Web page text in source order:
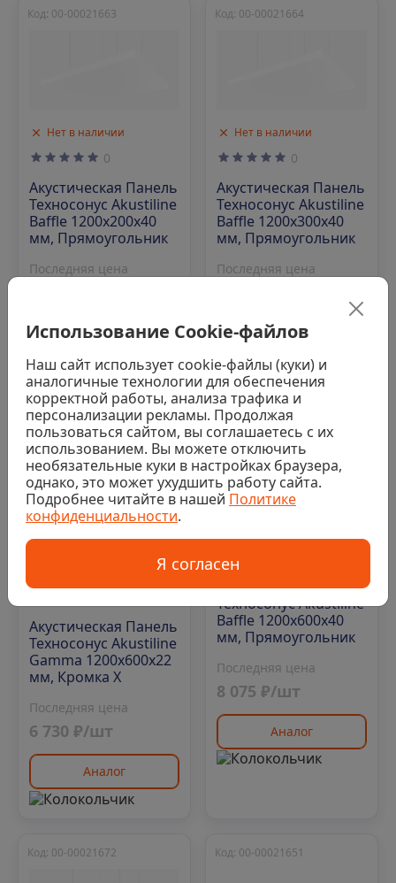
Нет в наличии
Код: 00-00021663
0
Акустическая Панель
Техносонус Akustiline
Baffle 1200х200х40
мм, Прямоугольник
Последняя цена
Аналог
Нет в наличии
Код: 00-00021664
0
Акустическая Панель
Техносонус Akustiline
Baffle 1200х300х40
мм, Прямоугольник
Последняя цена
Аналог
Код: 00-00021618
Акустическая Панель
Техносонус Akustiline
Gamma 1200х600х22
мм, Кромка Х
Последняя цена
6 730 ₽/шт
Аналог
Код: 00-00021665
Акустическая Панель
Техносонус Akustiline
Baffle 1200х600х40
мм, Прямоугольник
Последняя цена
8 075 ₽/шт
Аналог
Код: 00-00021672 Код: 00-00021651
Использование Cookie-файлов
Наш сайт использует cookie-файлы (куки) и
аналогичные технологии для обеспечения
корректной работы, анализа трафика и
персонализации рекламы. Продолжая
пользоваться сайтом, вы соглашаетесь с их
использованием. Вы можете отключить
необязательные куки в настройках браузера,
однако, это может ухудшить работу сайта.
Подробнее читайте в нашей Политике
конфиденциальности.
Я согласен